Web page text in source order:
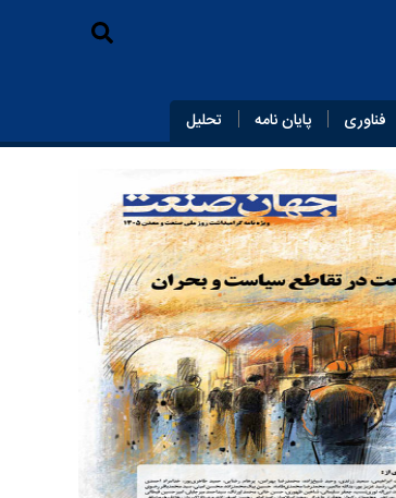
فناوری پایان‌ نامه تحلیل